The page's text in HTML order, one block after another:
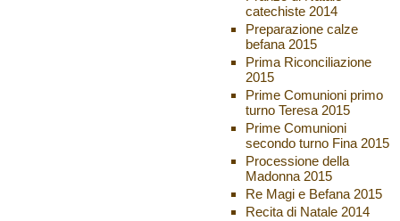
catechiste 2014
Preparazione calze
befana 2015
Prima Riconciliazione
2015
Prime Comunioni primo
turno Teresa 2015
Prime Comunioni
secondo turno Fina 2015
Processione della
Madonna 2015
Re Magi e Befana 2015
Recita di Natale 2014